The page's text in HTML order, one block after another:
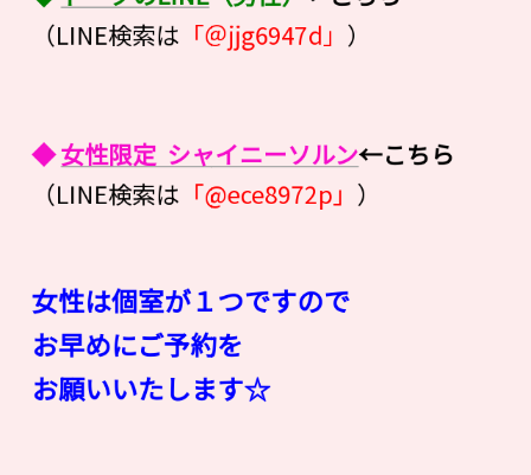
（LINE検索は 「＠jjg6947d」 ）
◆女性限定 シャイニーソルン←こちら
（LINE検索は 「@ece8972p」 ）
女性は個室が１つですので
お早めにご予約を
お願いいたします☆